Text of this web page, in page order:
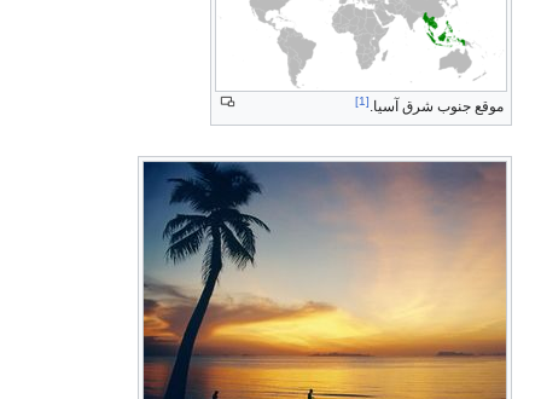
موقع جنوب شرق آسيا.[1]